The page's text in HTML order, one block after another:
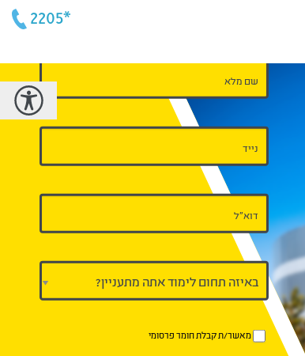
*2205
דף
נחיתה
הנדסת
רכב
ערב
מאשר/ת קבלת חומר פרסומי